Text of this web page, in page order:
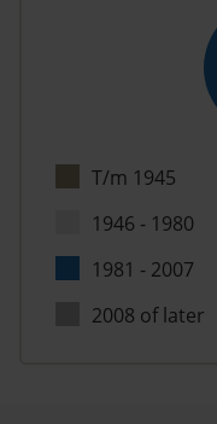
T/m 1945
1946 - 1980
1981 - 2007
2008 of later